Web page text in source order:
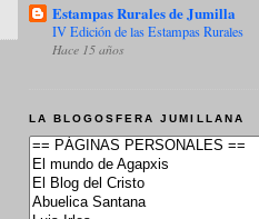
Estampas Rurales de Jumilla
IV Edición de las Estampas Rurales
Hace 15 años
LA BLOGOSFERA JUMILLANA